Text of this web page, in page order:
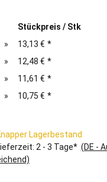
Stückpreis / Stk
» 13,13 € *
» 12,48 € *
» 11,61 € *
» 10,75 € *
Lagerbestand
2 - 3 Tage* (DE -